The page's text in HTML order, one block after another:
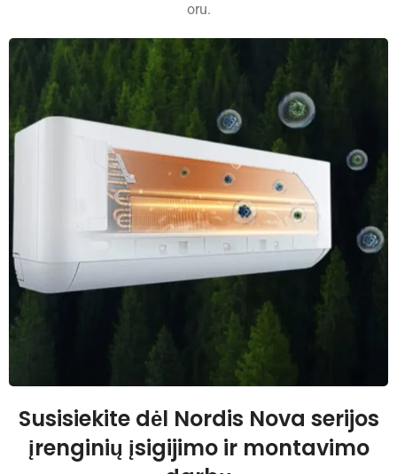
oru.
Susisiekite dėl Nordis Nova serijos
įrenginių įsigijimo ir montavimo